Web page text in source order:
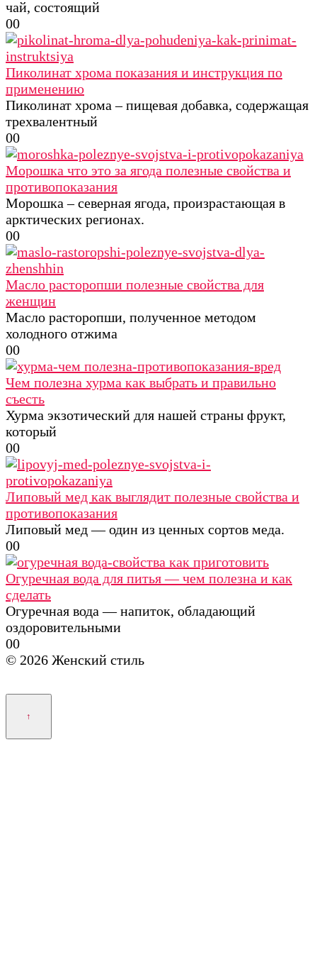
чай, состоящий
00
Пиколинат хрома показания и инструкция по
применению
Пиколинат хрома – пищевая добавка, содержащая
трехвалентный
00
Морошка что это за ягода полезные свойства и
противопоказания
Морошка – северная ягода, произрастающая в
арктических регионах.
00
Масло расторопши полезные свойства для
женщин
Масло расторопши, полученное методом
холодного отжима
00
Чем полезна хурма как выбрать и правильно
съесть
Хурма экзотический для нашей страны фрукт,
который
00
Липовый мед как выглядит полезные свойства и
противопоказания
Липовый мед — один из ценных сортов меда.
00
Огуречная вода для питья — чем полезна и как
сделать
Огуречная вода — напиток, обладающий
оздоровительными
00
© 2026 Женский стиль